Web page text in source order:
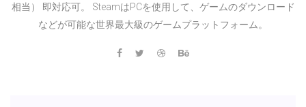
相当） 即対応可。 SteamはPCを使用して、ゲームのダウンロード
などが可能な世界最大級のゲームプラットフォーム。